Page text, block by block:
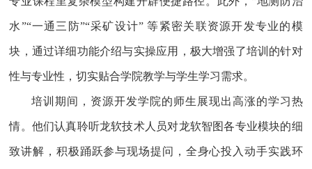
水”“一通三防”“采矿设计” 等紧密关联资源开发专业的模
块，通过详细功能介绍与实操应用，极大增强了培训的针对
性与专业性，切实贴合学院教学与学生学习需求。​
培训期间，资源开发学院的师生展现出高涨的学习热
情。他们认真聆听龙软技术人员对龙软智图各专业模块的细
致讲解，积极踊跃参与现场提问，全身心投入动手实践环